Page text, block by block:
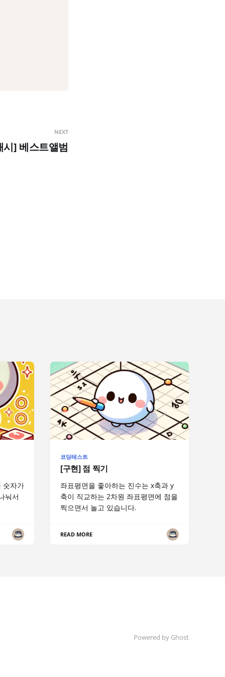
NEXT
시] 베스트앨범
숫자가
눠서
코딩테스트
[구현] 점 찍기
좌표평면을 좋아하는 진수는 x축과 y
축이 직교하는 2차원 좌표평면에 점을
찍으면서 놀고 있습니다.
READ MORE
Powered by Ghost